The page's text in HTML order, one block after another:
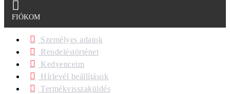
FIÓKOM
Személyes adatok
Rendeléstörténet
Kedvenceim
Hírlevél beállítások
Termékvisszaküldés